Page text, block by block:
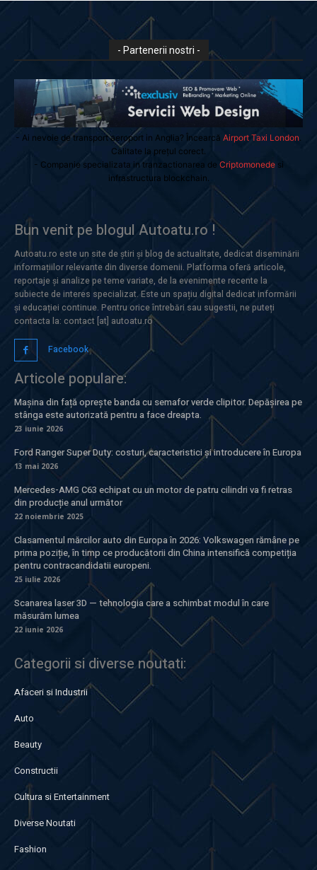
- Partenerii nostri -
- Ai nevoie de transport aeroport in Anglia? Încearcă Airport Taxi London
Calitate la prețul corect.
- Companie specializata in tranzactionarea de Criptomonedesi
infrastructura blockchain.
Bun venit pe blogul Autoatu.ro !
Autoatu.ro este un site de știri și blog de actualitate, dedicat diseminării
informațiilor relevante din diverse domenii. Platforma oferă articole,
reportaje și analize pe teme variate, de la evenimente recente la
subiecte de interes specializat. Este un spațiu digital dedicat informării
și educației continue. Pentru orice întrebări sau sugestii, ne puteți
contacta la: contact [at] autoatu.ro
Facebook
Articole populare:
Mașina din față oprește banda cu semafor verde clipitor. Depășirea pe
stânga este autorizată pentru a face dreapta.
23 iunie 2026
Ford Ranger Super Duty: costuri, caracteristici și introducere în Europa
13 mai 2026
Mercedes-AMG C63 echipat cu un motor de patru cilindri va fi retras
din producție anul următor
22 noiembrie 2025
Clasamentul mărcilor auto din Europa în 2026: Volkswagen rămâne pe
prima poziție, în timp ce producătorii din China intensifică competiția
pentru contracandidatii europeni.
25 iulie 2026
Scanarea laser 3D — tehnologia care a schimbat modul în care
măsurăm lumea
22 iunie 2026
Categorii si diverse noutati:
Afaceri si Industrii
Auto
Beauty
Constructii
Cultura si Entertainment
Diverse Noutati
Fashion